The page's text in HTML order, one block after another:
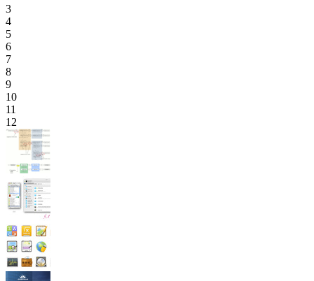
3
4
5
6
7
8
9
10
11
12